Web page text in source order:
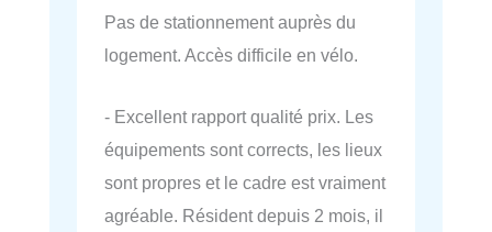
Pas de stationnement auprès du
logement. Accès difficile en vélo.
- Excellent rapport qualité prix. Les
équipements sont corrects, les lieux
sont propres et le cadre est vraiment
agréable. Résident depuis 2 mois, il